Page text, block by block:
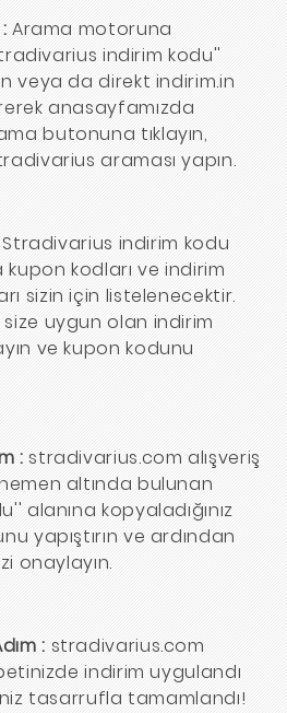
Arama motoruna
indirim kodu''
veya da direkt indirim.in
anasayfamızda
butonuna tıklayın,
araması yapın.
Stradivarius indirim kodu
kupon kodları ve indirim
sizin için listelenecektir.
uygun olan indirim
ve kupon kodunu
: stradivarius.com alışveriş
altında bulunan
alanına kopyaladığınız
yapıştırın ve ardından
onaylayın.
: stradivarius.com
indirim uygulandı
tasarrufla tamamlandı!